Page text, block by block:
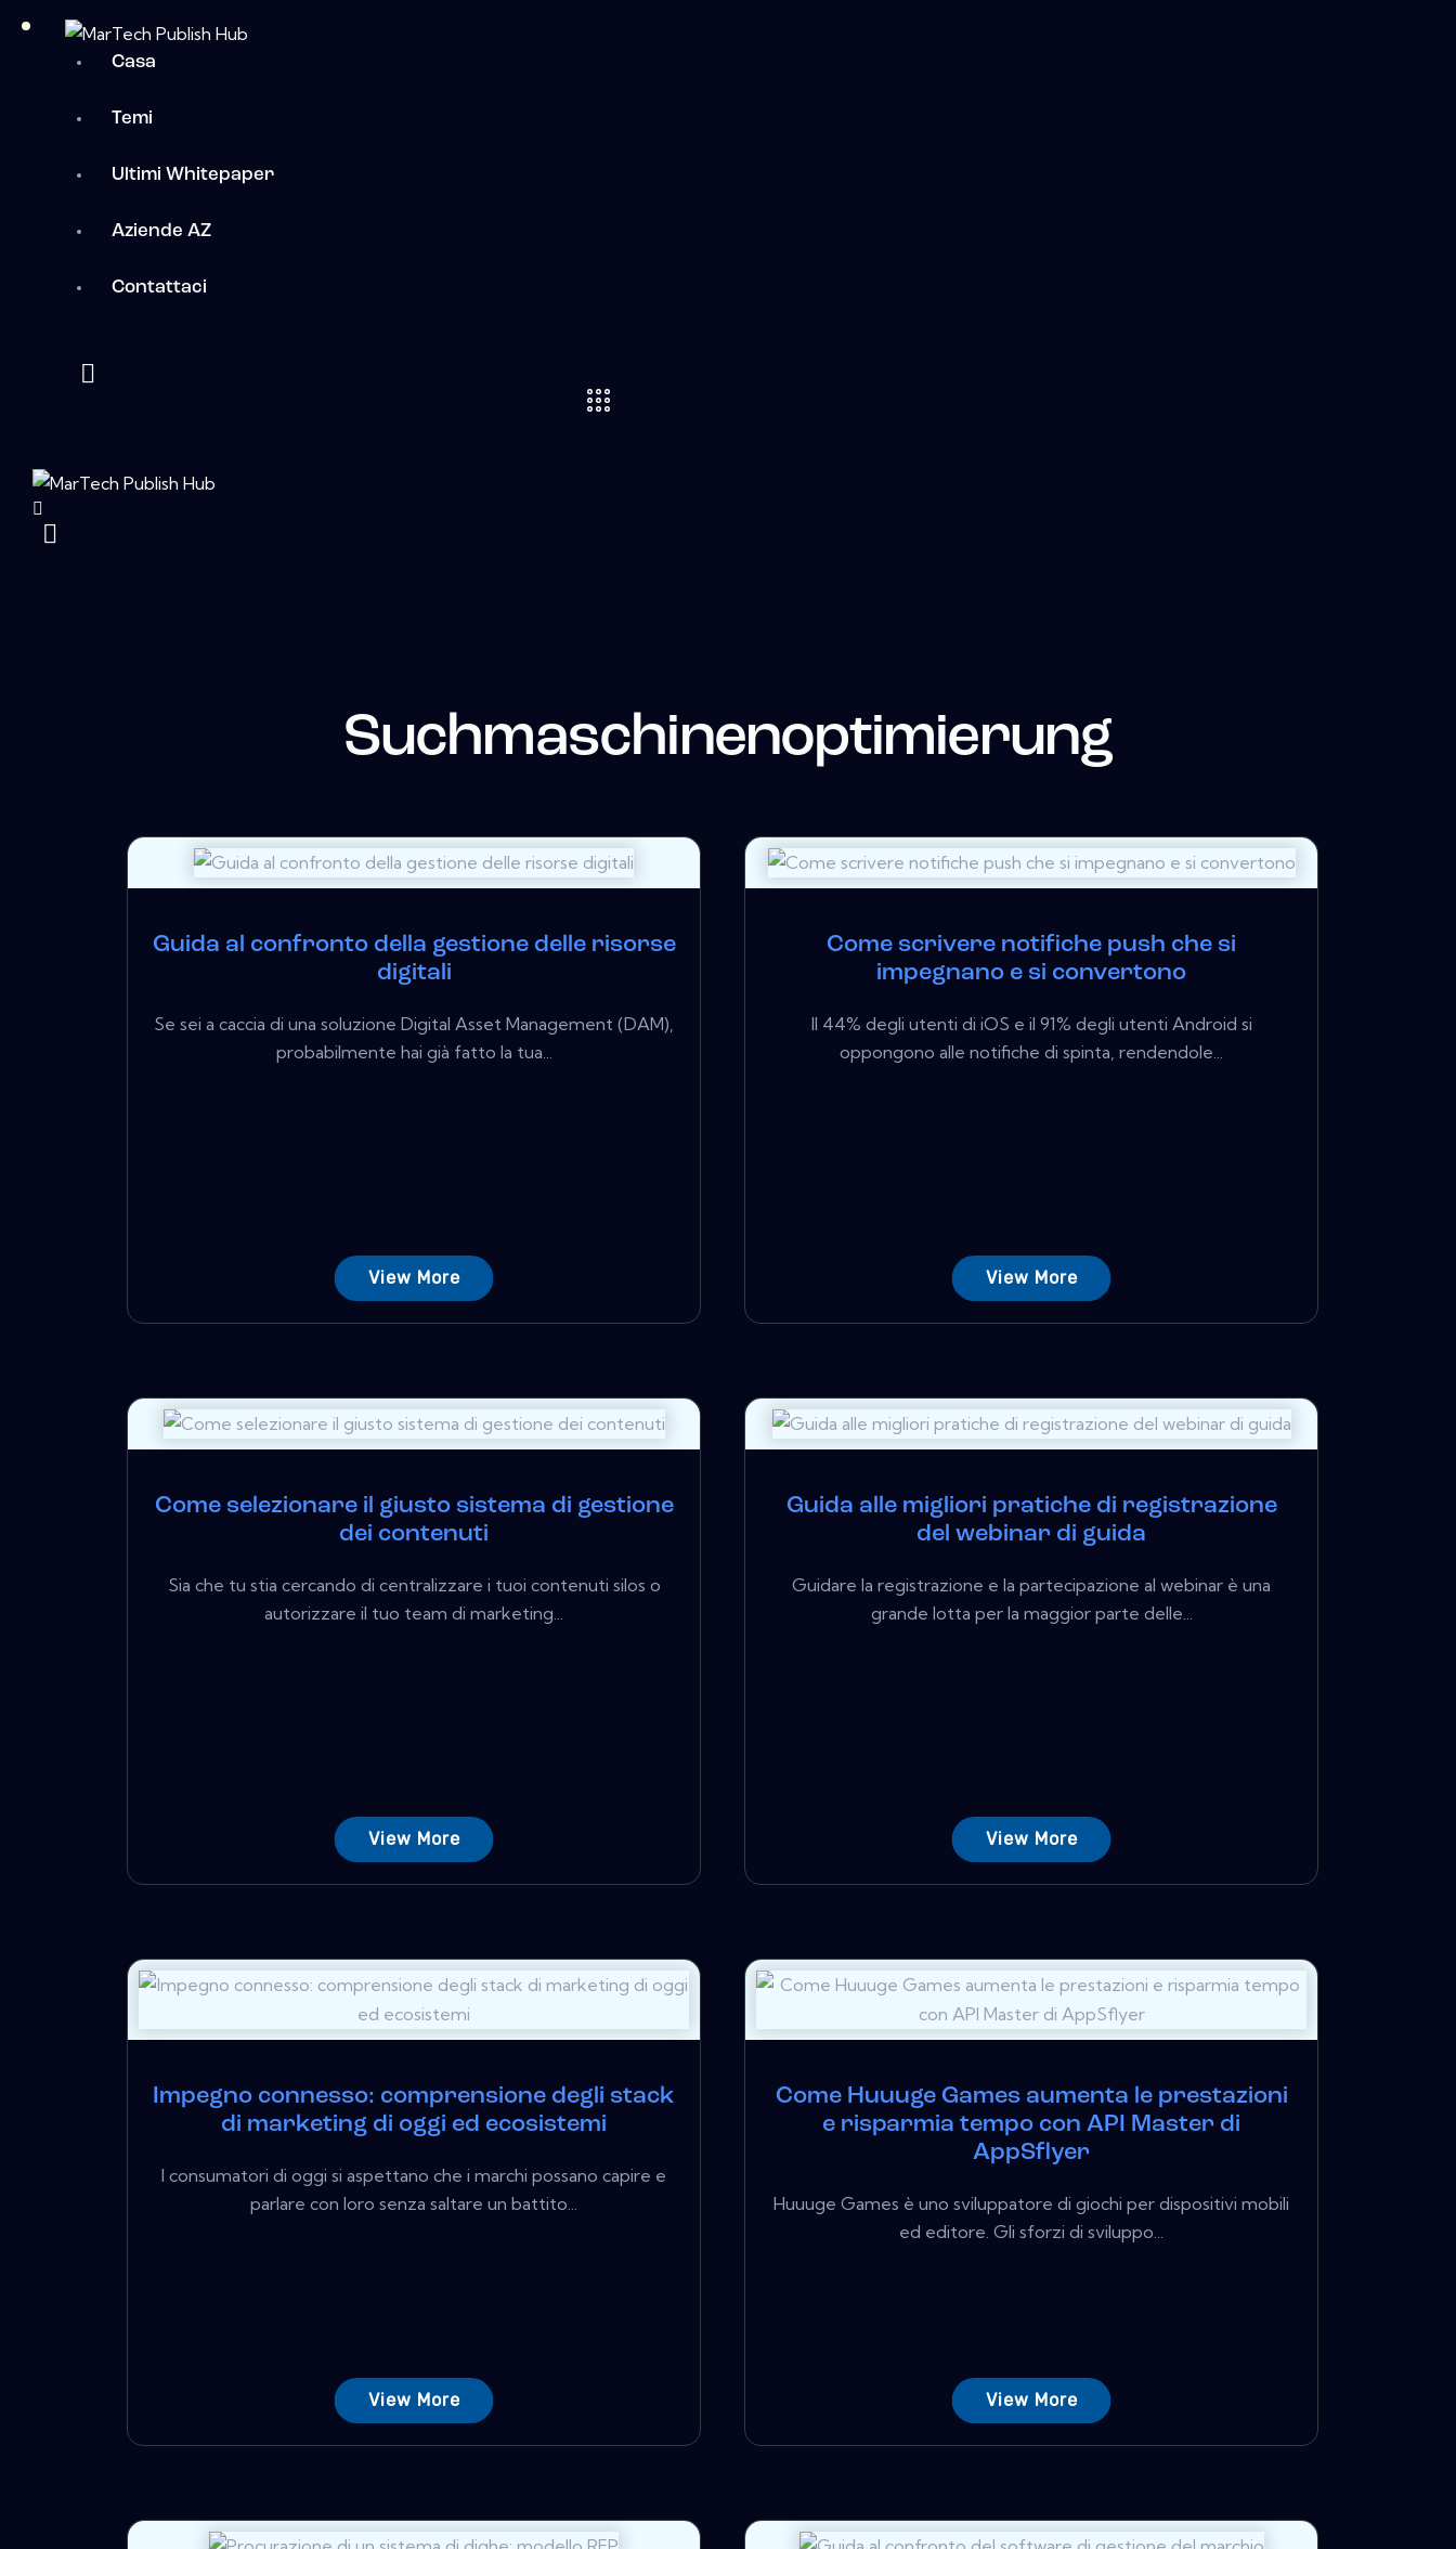
Casa
Temi
Ultimi Whitepaper
Aziende AZ
Contattaci
Suchmaschinenoptimierung
Guida al confronto della gestione delle risorse
digitali
Se sei a caccia di una soluzione Digital Asset Management (DAM),
probabilmente hai già fatto la tua...
View More
Come scrivere notifiche push che si
impegnano e si convertono
Il 44% degli utenti di iOS e il 91% degli utenti Android si
oppongono alle notifiche di spinta, rendendole...
View More
Come selezionare il giusto sistema di gestione
dei contenuti
Sia che tu stia cercando di centralizzare i tuoi contenuti silos o
autorizzare il tuo team di marketing...
View More
Guida alle migliori pratiche di registrazione
del webinar di guida
Guidare la registrazione e la partecipazione al webinar è una
grande lotta per la maggior parte delle...
View More
Impegno connesso: comprensione degli stack
di marketing di oggi ed ecosistemi
I consumatori di oggi si aspettano che i marchi possano capire e
parlare con loro senza saltare un battito...
View More
Come Huuuge Games aumenta le prestazioni
e risparmia tempo con API Master di
AppSflyer
Huuuge Games è uno sviluppatore di giochi per dispositivi mobili
ed editore. Gli sforzi di sviluppo...
View More